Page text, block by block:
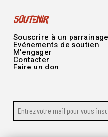
Soutenir
Souscrire à un parrainage
Evénements de soutien
M’engager
Contacter
Faire un don